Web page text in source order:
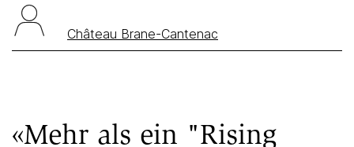
Château Brane-Cantenac
«Mehr als ein "Rising